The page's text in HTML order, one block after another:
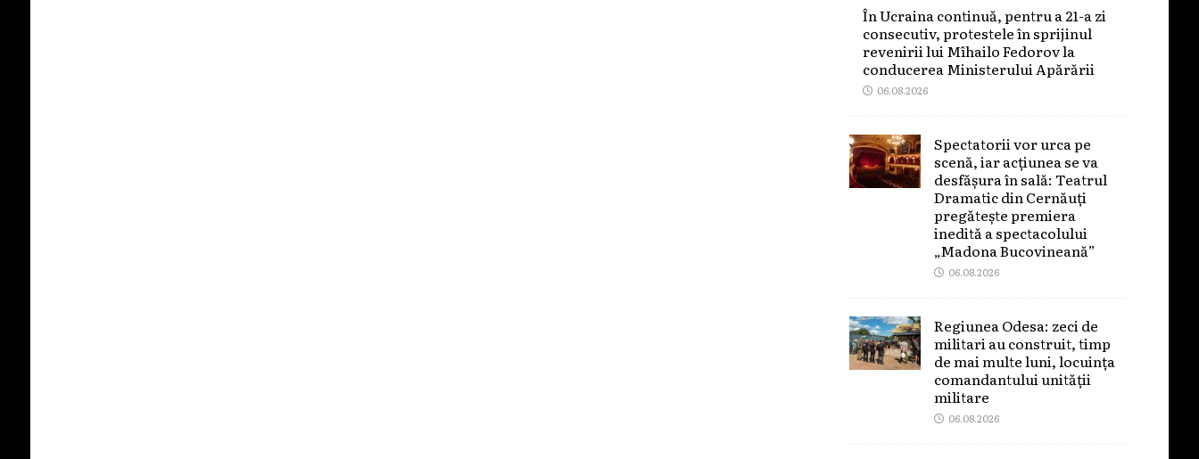
În Ucraina continuă, pentru a 21-a zi
consecutiv, protestele în sprijinul
revenirii lui Mîhailo Fedorov la
conducerea Ministerului Apărării
06.08.2026
Spectatorii vor urca pe
scenă, iar acțiunea se va
desfășura în sală: Teatrul
Dramatic din Cernăuți
pregătește premiera
inedită a spectacolului
„Madona Bucovineană”
06.08.2026
Regiunea Odesa: zeci de
militari au construit, timp
de mai multe luni, locuința
comandantului unității
militare
06.08.2026